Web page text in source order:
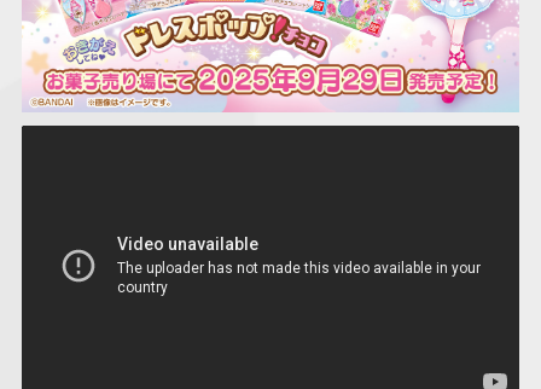
仮面ライダーシリー
ガンダムシリーズ アンパンマン たまご
キャラパキ
にふぉるめーしょん
ポケモンスケールワ
ま